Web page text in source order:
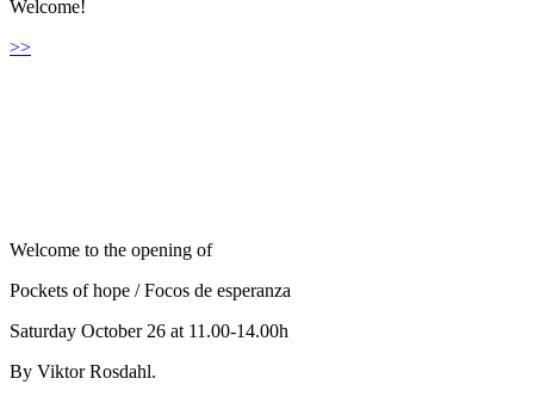
Welcome!
>>
Welcome to the opening of
Pockets of hope / Focos de esperanza
Saturday October 26 at 11.00-14.00h
By Viktor Rosdahl.